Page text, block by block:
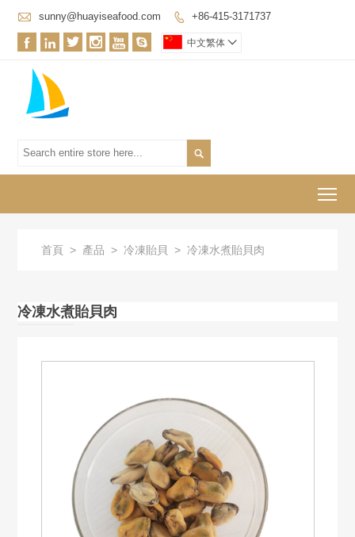
 sunny@huayiseafood.com  +86-415-3171737
      中文繁体 

首頁 > 產品 > 冷凍貽貝 > 冷凍水煮貽貝肉
冷凍水煮貽貝肉